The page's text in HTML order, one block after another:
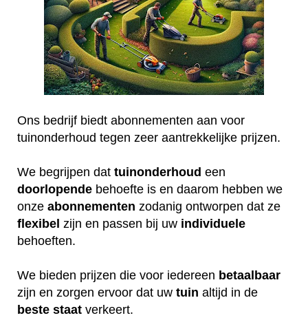
Ons bedrijf biedt abonnementen aan voor
tuinonderhoud tegen zeer aantrekkelijke prijzen.
We begrijpen dat tuinonderhoud een
doorlopende behoefte is en daarom hebben we
onze abonnementen zodanig ontworpen dat ze
flexibel zijn en passen bij uw individuele
behoeften.
We bieden prijzen die voor iedereen betaalbaar
zijn en zorgen ervoor dat uw tuin altijd in de
beste staat verkeert.